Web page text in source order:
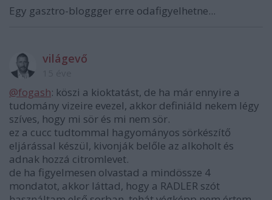
Egy gasztro-bloggger erre odafigyelhetne...
világevő
@fogash: köszi a kioktatást, de ha már ennyire a
tudomány vizeire evezel, akkor definiáld nekem légy
szíves, hogy mi sör és mi nem sör.
ez a cucc tudtommal hagyományos sörkészítő
eljárással készül, kivonják belőle az alkoholt és
adnak hozzá citromlevet.
de ha figyelmesen olvastad a mindössze 4
mondatot, akkor láttad, hogy a RADLER szót